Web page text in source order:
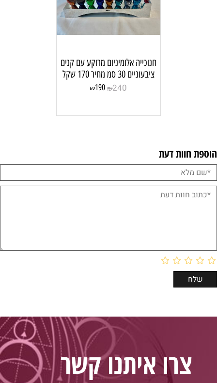
חנוכייה אלומיניום מרוקע עם קנים
ציבעוניים 30 סמ מחיר 170 שקל
₪240
₪190
הוספת חוות דעת
צרו איתנו קשר